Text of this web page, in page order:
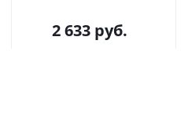
2 633 руб.